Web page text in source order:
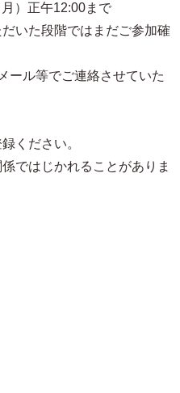
）正午12:00まで
いた段階ではまだご参加確
ール等でご連絡させていた
ください。
ではじかれることがありま